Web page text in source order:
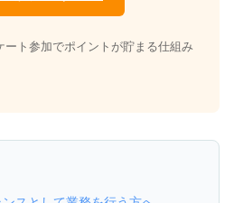
ト参加でポイントが貯まる仕組み